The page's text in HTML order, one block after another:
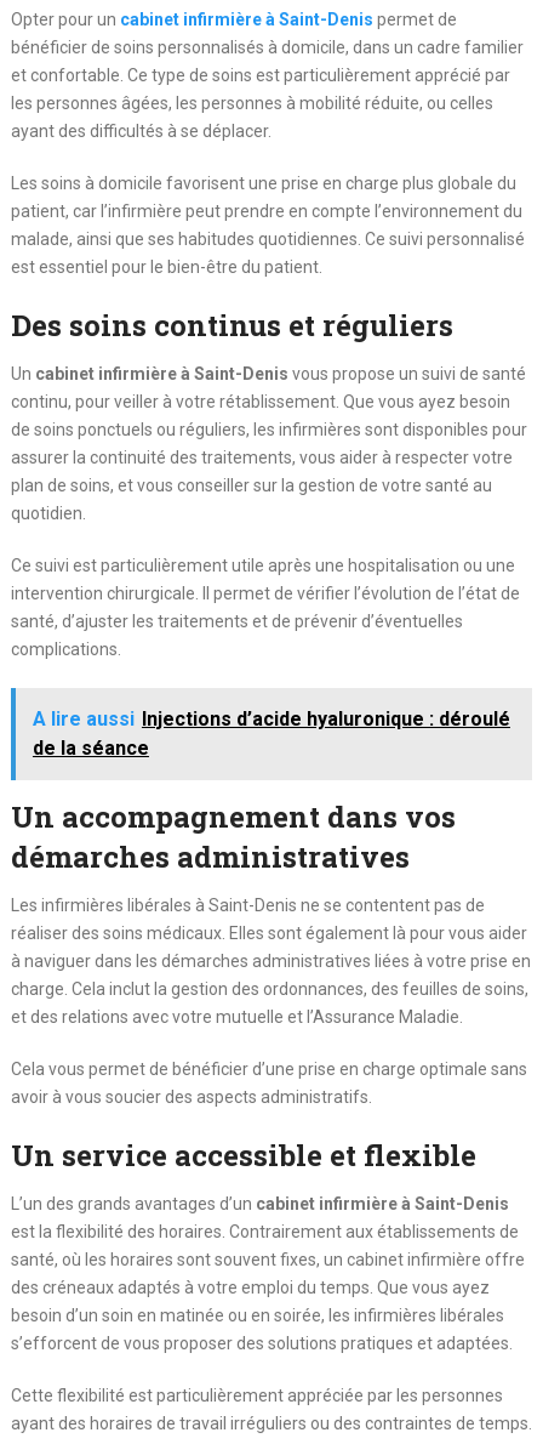
Opter pour un cabinet infirmière à Saint-Denis permet de
bénéficier de soins personnalisés à domicile, dans un cadre familier
et confortable. Ce type de soins est particulièrement apprécié par
les personnes âgées, les personnes à mobilité réduite, ou celles
ayant des difficultés à se déplacer.
Les soins à domicile favorisent une prise en charge plus globale du
patient, car l’infirmière peut prendre en compte l’environnement du
malade, ainsi que ses habitudes quotidiennes. Ce suivi personnalisé
est essentiel pour le bien-être du patient.
Des soins continus et réguliers
Un cabinet infirmière à Saint-Denis vous propose un suivi de santé
continu, pour veiller à votre rétablissement. Que vous ayez besoin
de soins ponctuels ou réguliers, les infirmières sont disponibles pour
assurer la continuité des traitements, vous aider à respecter votre
plan de soins, et vous conseiller sur la gestion de votre santé au
quotidien.
Ce suivi est particulièrement utile après une hospitalisation ou une
intervention chirurgicale. Il permet de vérifier l’évolution de l’état de
santé, d’ajuster les traitements et de prévenir d’éventuelles
complications.
A lire aussi Injections d’acide hyaluronique : déroulé
de la séance
Un accompagnement dans vos
démarches administratives
Les infirmières libérales à Saint-Denis ne se contentent pas de
réaliser des soins médicaux. Elles sont également là pour vous aider
à naviguer dans les démarches administratives liées à votre prise en
charge. Cela inclut la gestion des ordonnances, des feuilles de soins,
et des relations avec votre mutuelle et l’Assurance Maladie.
Cela vous permet de bénéficier d’une prise en charge optimale sans
avoir à vous soucier des aspects administratifs.
Un service accessible et flexible
L’un des grands avantages d’un cabinet infirmière à Saint-Denis
est la flexibilité des horaires. Contrairement aux établissements de
santé, où les horaires sont souvent fixes, un cabinet infirmière offre
des créneaux adaptés à votre emploi du temps. Que vous ayez
besoin d’un soin en matinée ou en soirée, les infirmières libérales
s’efforcent de vous proposer des solutions pratiques et adaptées.
Cette flexibilité est particulièrement appréciée par les personnes
ayant des horaires de travail irréguliers ou des contraintes de temps.